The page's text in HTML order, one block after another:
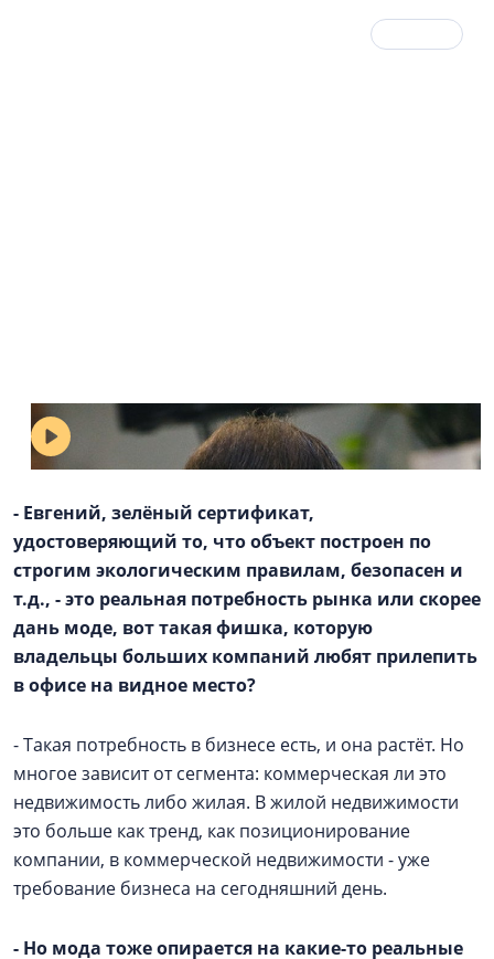
- Евгений, зелёный сертификат,
удостоверяющий то, что объект построен по
строгим экологическим правилам, безопасен и
т.д., - это реальная потребность рынка или скорее
дань моде, вот такая фишка, которую
владельцы больших компаний любят прилепить
в офисе на видное место?
- Такая потребность в бизнесе есть, и она растёт. Но
многое зависит от сегмента: коммерческая ли это
недвижимость либо жилая. В жилой недвижимости
это больше как тренд, как позиционирование
компании, в коммерческой недвижимости - уже
требование бизнеса на сегодняшний день.
- Но мода тоже опирается на какие-то реальные